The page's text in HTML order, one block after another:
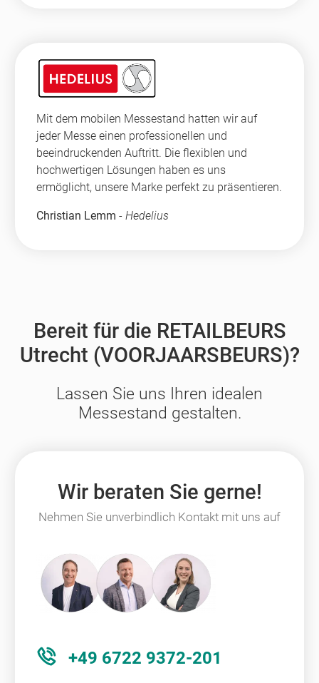
Mit dem mobilen Messestand hatten wir auf
jeder Messe einen professionellen und
beeindruckenden Auftritt. Die flexiblen und
hochwertigen Lösungen haben es uns
ermöglicht, unsere Marke perfekt zu präsentieren.
Christian Lemm - Hedelius
Bereit für die RETAILBEURS
Utrecht (VOORJAARSBEURS)?
Lassen Sie uns Ihren idealen
Messestand gestalten.
Wir beraten Sie gerne!
Nehmen Sie unverbindlich Kontakt mit uns auf
+49 6722 9372-201